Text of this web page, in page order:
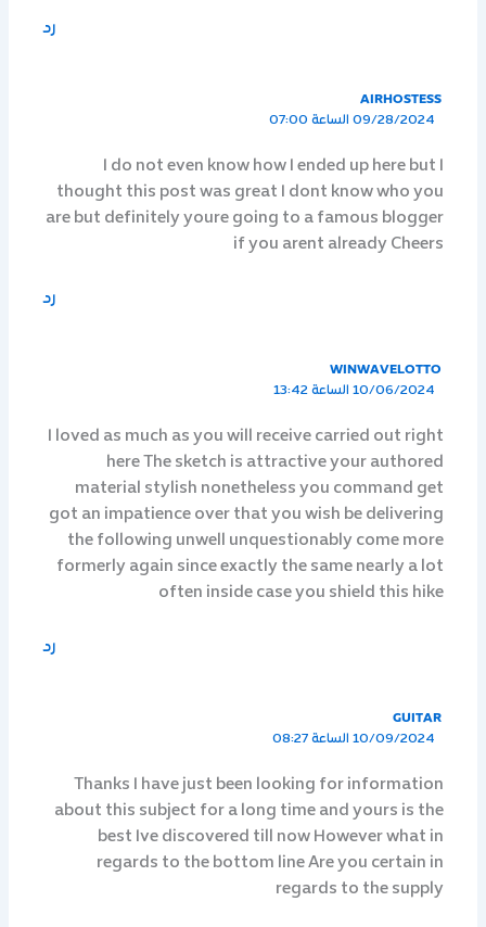
رد
AIRHOSTESS
09/28/2024 الساعة 07:00
I do not even know how I ended up here but I
thought this post was great I dont know who you
are but definitely youre going to a famous blogger
if you arent already Cheers
رد
WINWAVELOTTO
10/06/2024 الساعة 13:42
I loved as much as you will receive carried out right
here The sketch is attractive your authored
material stylish nonetheless you command get
got an impatience over that you wish be delivering
the following unwell unquestionably come more
formerly again since exactly the same nearly a lot
often inside case you shield this hike
رد
GUITAR
10/09/2024 الساعة 08:27
Thanks I have just been looking for information
about this subject for a long time and yours is the
best Ive discovered till now However what in
regards to the bottom line Are you certain in
regards to the supply